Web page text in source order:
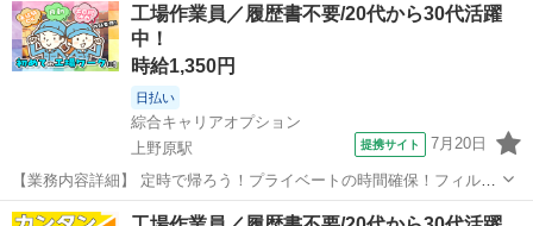
イカー通勤OK＆送迎あり《山梨県上野原市》 人気の工場のお仕事 ◇
半導体製造用薬品の製造業務◇ ...
工場作業員／履歴書不要/20代から30代活躍
中！
時給1,350円
日払い
綜合キャリアオプション
上野原駅
提携サイト 7月20日
【業務内容詳細】 定時で帰ろう！プライベートの時間確保！フィルム
製造の関するプレス機オペレーター【取扱製品情報】フィルム ■お仕
山梨 上野原市 上野原駅 工場